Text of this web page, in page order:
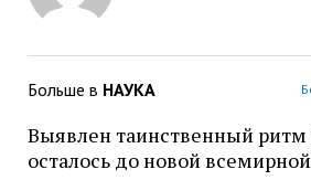
Больше в НАУКА
Выявлен таинственный ритм
осталось до новой